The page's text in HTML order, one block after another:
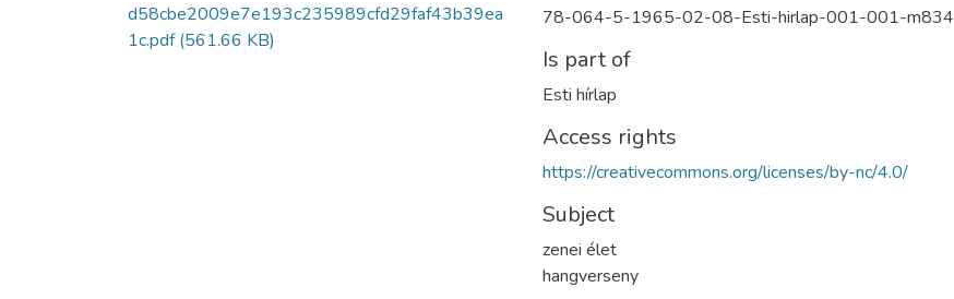
d58cbe2009e7e193c235989cfd29faf43b39ea
1c.pdf(561.66 KB)
78-064-5-1965-02-08-Esti-hirlap-001-001-m834
Is part of
Esti hírlap
Access rights
https://creativecommons.org/licenses/by-nc/4.0/
Subject
zenei élet
hangverseny